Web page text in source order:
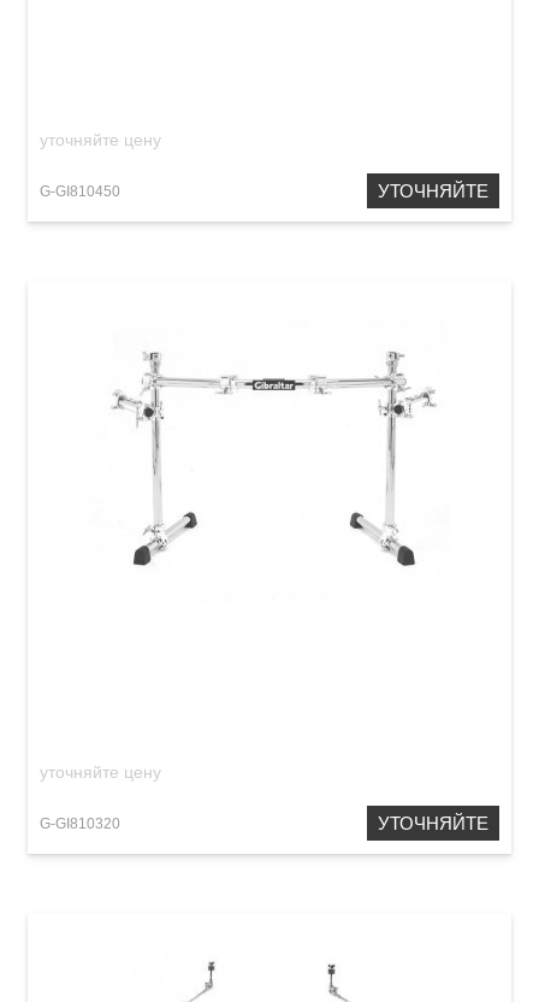
уточняйте цену
G-GI810450 УТОЧНЯЙТЕ
уточняйте цену
G-GI810320 УТОЧНЯЙТЕ